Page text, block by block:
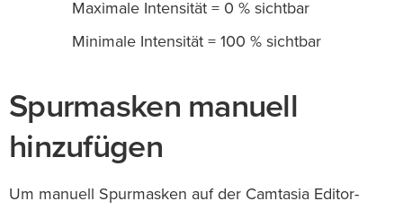
Maximale Intensität = 0 % sichtbar
Minimale Intensität = 100 % sichtbar
Spurmasken manuell
hinzufügen
Um manuell Spurmasken auf der Camtasia Editor-